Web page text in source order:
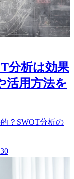
分析は効果
活用方法を
？SWOT分析の